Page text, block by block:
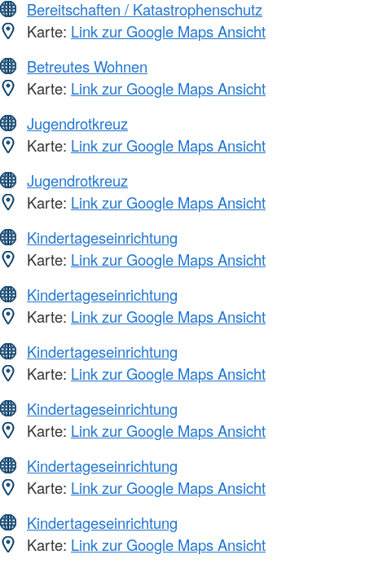
Bereitschaften / Katastrophenschutz
Karte: Link zur Google Maps Ansicht
Betreutes Wohnen
Karte: Link zur Google Maps Ansicht
Jugendrotkreuz
Karte: Link zur Google Maps Ansicht
Jugendrotkreuz
Karte: Link zur Google Maps Ansicht
Kindertageseinrichtung
Karte: Link zur Google Maps Ansicht
Kindertageseinrichtung
Karte: Link zur Google Maps Ansicht
Kindertageseinrichtung
Karte: Link zur Google Maps Ansicht
Kindertageseinrichtung
Karte: Link zur Google Maps Ansicht
Kindertageseinrichtung
Karte: Link zur Google Maps Ansicht
Kindertageseinrichtung
Karte: Link zur Google Maps Ansicht